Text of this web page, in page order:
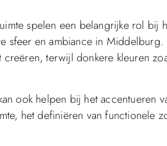
spelen een belangrijke rol bij
sfeer en ambiance in
terwijl donkere kleuren
ook helpen bij het accentueren
het definiëren van functionele